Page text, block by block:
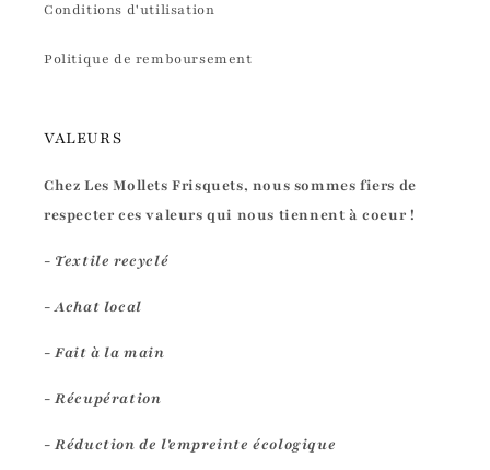
Conditions d'utilisation
Politique de remboursement
VALEURS
Chez Les Mollets Frisquets, nous sommes fiers de
respecter ces valeurs qui nous tiennent à coeur !
- Textile recyclé
- Achat local
- Fait à la main
- Récupération
- Réduction de l'empreinte écologique